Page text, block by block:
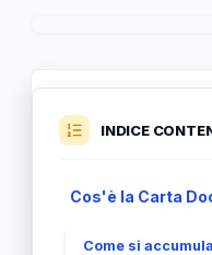
INDICE
Cos'è la Carta
Come si